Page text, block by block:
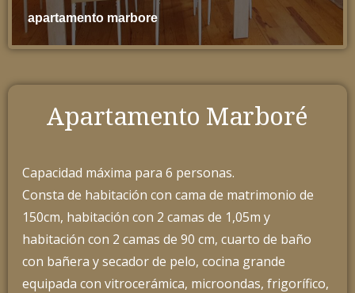
apartamento marbore
Apartamento Marboré
Capacidad máxima para 6 personas.
Consta de habitación con cama de matrimonio de
150cm, habitación con 2 camas de 1,05m y
habitación con 2 camas de 90 cm, cuarto de baño
con bañera y secador de pelo, cocina grande
equipada con vitrocerámica, microondas, frigorífico,